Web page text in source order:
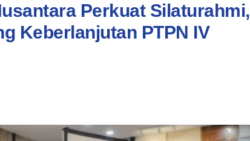
Perkuat Silaturahmi,
Keberlanjutan PTPN IV